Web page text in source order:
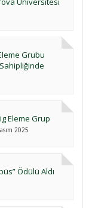
Grubu
Eleme Grup
2025
Ödülü Aldı